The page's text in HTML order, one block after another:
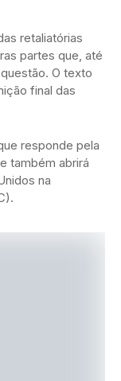
retaliatórias
partes que, até
O texto
final das
responde pela
também abrirá
na